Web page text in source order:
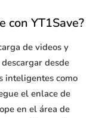
con YT1Save?
de videos y
desde
inteligentes como
el enlace de
en el área de